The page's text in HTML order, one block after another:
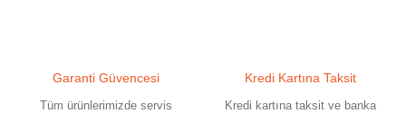
Garanti Güvencesi
Tüm ürünlerimizde servis
Kredi Kartına Taksit
Kredi kartına taksit ve banka